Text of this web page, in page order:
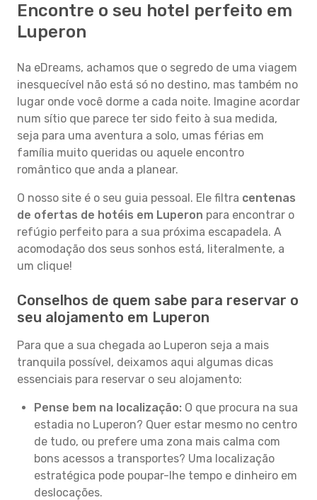
Encontre o seu hotel perfeito em
Luperon
Na eDreams, achamos que o segredo de uma viagem
inesquecível não está só no destino, mas também no
lugar onde você dorme a cada noite. Imagine acordar
num sítio que parece ter sido feito à sua medida,
seja para uma aventura a solo, umas férias em
família muito queridas ou aquele encontro
romântico que anda a planear.
O nosso site é o seu guia pessoal. Ele filtra centenas
de ofertas de hotéis em Luperon para encontrar o
refúgio perfeito para a sua próxima escapadela. A
acomodação dos seus sonhos está, literalmente, a
um clique!
Conselhos de quem sabe para reservar o
seu alojamento em Luperon
Para que a sua chegada ao Luperon seja a mais
tranquila possível, deixamos aqui algumas dicas
essenciais para reservar o seu alojamento:
Pense bem na localização: O que procura na sua
estadia no Luperon? Quer estar mesmo no centro
de tudo, ou prefere uma zona mais calma com
bons acessos a transportes? Uma localização
estratégica pode poupar-lhe tempo e dinheiro em
deslocações.